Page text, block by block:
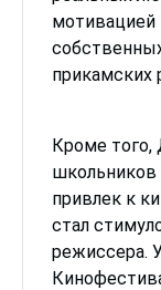
мотивацией
прикамских
Кроме того,
школьников
привлек к
стал
режиссера.